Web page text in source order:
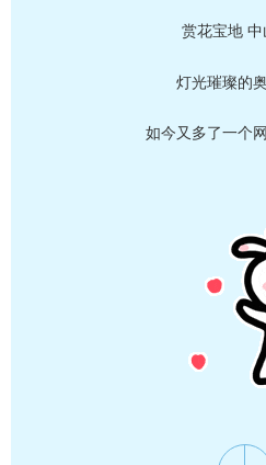
赏花宝地 中
灯光璀璨的
如今又多了一个